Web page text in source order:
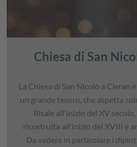
Chiesa di San
La Chiesa di San Nicolò a Cleran
un grande tesoro, che aspetta
Risale all'inizio del XV
ricostruita all'inizio del XVIII e
Da vedere in particolare i